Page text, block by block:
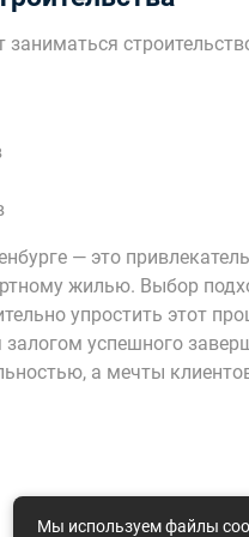
заниматься
— это
жилью. Выбор
упростить этот
успешного
а мечты
Мы используем файлы